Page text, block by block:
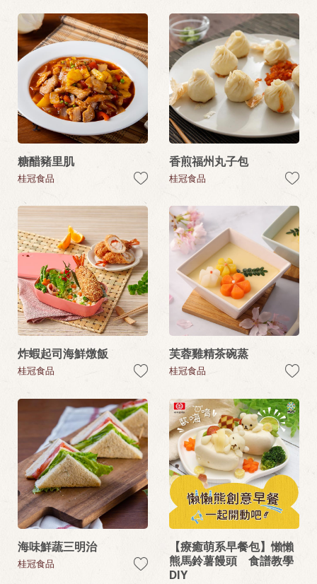
糖醋豬里肌
桂冠食品
香煎福州丸子包
桂冠食品
炸蝦起司海鮮燉飯
桂冠食品
芙蓉雞精茶碗蒸
桂冠食品
海味鮮蔬三明治
桂冠食品
【療癒萌系早餐包】懶懶
熊馬鈴薯饅頭 食譜教學
DIY